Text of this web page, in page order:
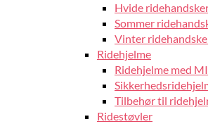
Hvide
Sommer
Vinter
Ridehjelme
Ridehjelme med
Tilbehør til
Ridestøvler